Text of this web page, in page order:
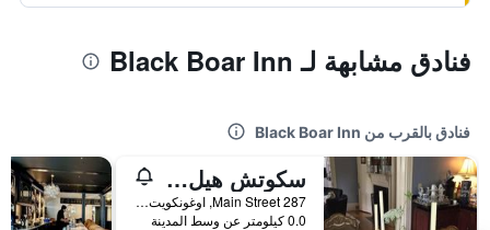
فنادق مشابهة لـ Black Boar Inn
فنادق بالقرب من Black Boar Inn
سكوتش هيل إن
287 Main Street, اوغونكويت, ME, الولايات المتحدة الأميريكية
0.0 كيلومتر عن وسط المدينة